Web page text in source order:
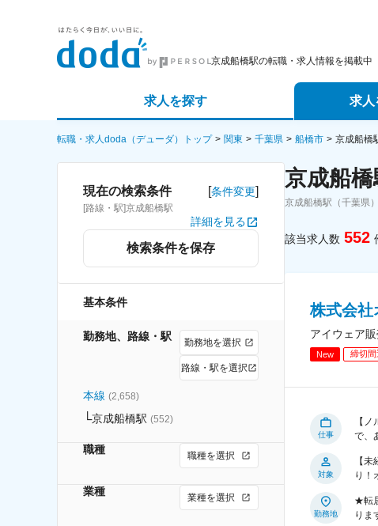
京成船橋駅の転職・求人情報を掲載中
求人を探す
詳細条件から探す
求人特集から探す
求人
エージェント
スカウトサー
転職・求人doda（デューダ）トップ 関東 千葉県 船橋市 京成船橋
現在の検索条件 [条件変更]
[路線・駅]京成船橋駅
詳細を見る
検索条件を保存
基本条件
勤務地、路線・駅 勤務地を選択
路線・駅を選択
本線 (2,658)
京成船橋駅 (552)
職種 職種を選択
業種 業種を選択
京成船
京成船橋駅（千葉県
該当求人数 552
株式会社
アイウェア
New 締切間
仕事
【
で、
対象
【
り！
勤務地
★転
りま